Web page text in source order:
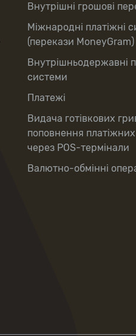
Внутрішні грошові
Міжнародні платіжні
(перекази MoneyGram)
Внутрішньодержавні
системи
Платежі
Видача готівкових
поповнення
через POS-термінали
Валютно-обмінні